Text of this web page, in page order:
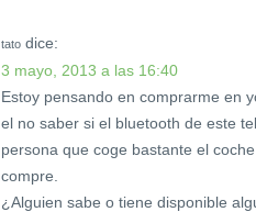
tato dice:
3 mayo, 2013 a las 16:40
Estoy pensando en comprarme en
el no saber si el bluetooth de este
persona que coge bastante el
compre.
¿Alguien sabe o tiene disponible